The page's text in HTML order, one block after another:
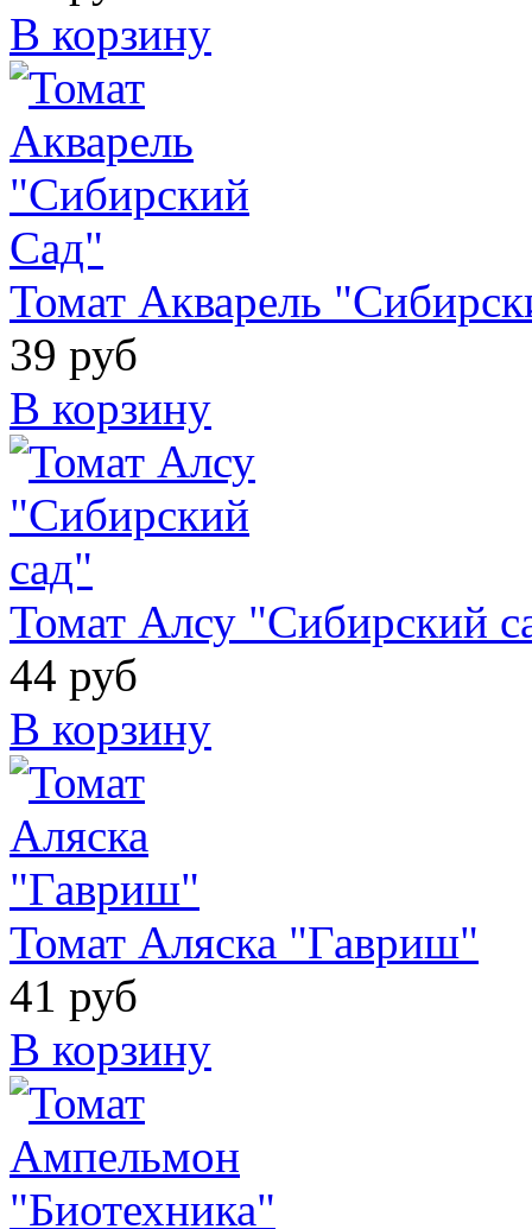
В корзину
Томат Акварель
39 руб
В корзину
Томат Алсу "Сибирский
44 руб
В корзину
Томат Аляска "Гавриш"
41 руб
В корзину